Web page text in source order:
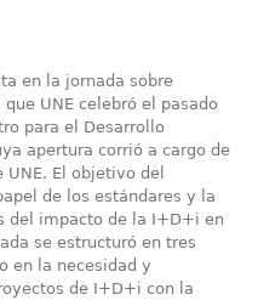
en la jornada sobre
UNE celebró el pasado
para el Desarrollo
apertura corrió a cargo de
UNE. El objetivo del
de los estándares y la
del impacto de la I+D+i en
se estructuró en tres
en la necesidad y
de I+D+i con la